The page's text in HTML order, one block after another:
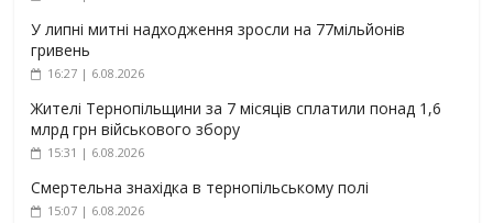
У липні митні надходження зросли на 77мільйонів
гривень
16:27 | 6.08.2026
Жителі Тернопільщини за 7 місяців сплатили понад 1,6
млрд грн військового збору
15:31 | 6.08.2026
Смертельна знахідка в тернопільському полі
15:07 | 6.08.2026